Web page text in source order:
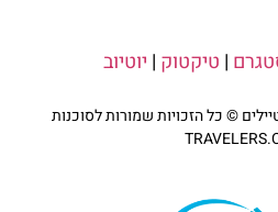
| טיקטוק | יוטיוב
© כל הזכויות שמורות לסוכנות